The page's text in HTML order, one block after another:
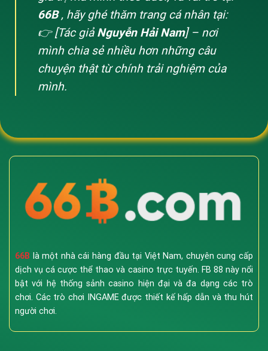
66B, hãy ghé thăm trang cá nhân tại:
👉 [Tác giả Nguyễn Hải Nam] – nơi
mình chia sẻ nhiều hơn những câu
chuyện thật từ chính trải nghiệm của
mình.
66B là một nhà cái hàng đầu tại Việt Nam, chuyên cung cấp
dịch vụ cá cược thể thao và casino trực tuyến. FB 88 này nổi
bật với hệ thống sảnh casino hiện đại và đa dạng các trò
chơi. Các trò chơi INGAME được thiết kế hấp dẫn và thu hút
người chơi.